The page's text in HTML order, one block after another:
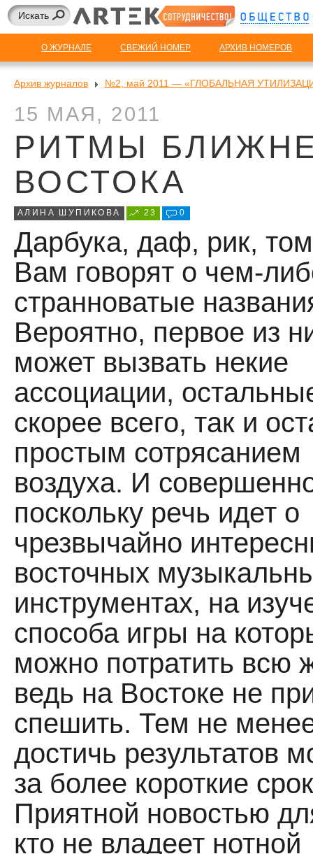
О ЖУРНАЛЕ СВЕЖИЙ НОМЕР АРХИВ НОМЕРОВ
Архив журналов №2, май 2011 — «ГЛОБАЛЬНАЯ
15 МАЯ, 2011
РИТМЫ
ВОСТОКА
АЛИНА ШУПИКОВА 23 0
Дарбука, даф, рик,
Вам говорят о чем-
странноватые
Вероятно, первое из
может вызвать некие
ассоциации,
скорее всего, так и
простым сотрясанием
воздуха. И
поскольку речь идет о
чрезвычайно
восточных
инструментах, на
способа игры на
можно потратить всю
ведь на Востоке не
спешить. Тем не
достичь результатов
за более короткие
Приятной новостью
кто не владеет нотной